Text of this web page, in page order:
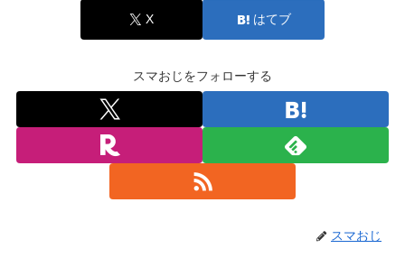
X はてブ
スマおじをフォローする
スマおじ